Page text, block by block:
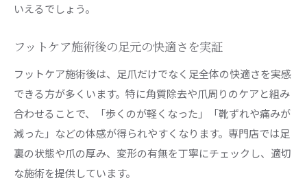
いえるでしょう。
フットケア施術後の足元の快適さを実証
フットケア施術後は、足爪だけでなく足全体の快適さを実感
できる方が多くいます。特に角質除去や爪周りのケアと組み
合わせることで、「歩くのが軽くなった」「靴ずれや痛みが
減った」などの体感が得られやすくなります。専門店では足
裏の状態や爪の厚み、変形の有無を丁寧にチェックし、適切
な施術を提供しています。